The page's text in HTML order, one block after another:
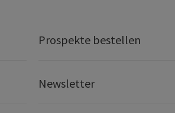
Prospekte bestellen
Newsletter